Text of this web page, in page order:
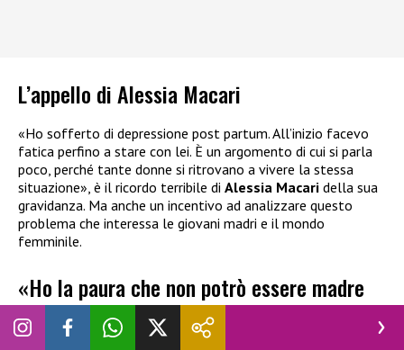
L’appello di Alessia Macari
«Ho sofferto di depressione post partum. All’inizio facevo
fatica perfino a stare con lei. È un argomento di cui si parla
poco, perché tante donne si ritrovano a vivere la stessa
situazione», è il ricordo terribile di Alessia Macari della sua
gravidanza. Ma anche un incentivo ad analizzare questo
problema che interessa le giovani madri e il mondo
femminile.
«Ho la paura che non potrò essere madre
per una seconda volta»